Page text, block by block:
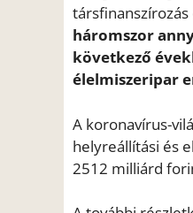
társfinanszírozás
háromszor
következő
élelmiszeripar
A koronavírus-
helyreállítási és
2512 milliárd